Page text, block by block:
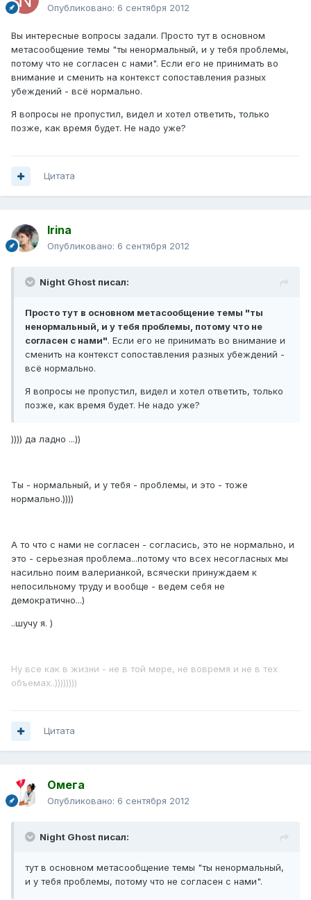
Опубликовано: 6 сентября 2012
Вы интересные вопросы задали. Просто тут в основном
метасообщение темы "ты ненормальный, и у тебя проблемы,
потому что не согласен с нами". Если его не принимать во
внимание и сменить на контекст сопоставления разных
убеждений - всё нормально.
Я вопросы не пропустил, видел и хотел ответить, только
позже, как время будет. Не надо уже?
Цитата
Irina
Опубликовано: 6 сентября 2012
Night Ghost писал:
Просто тут в основном метасообщение темы "ты
ненормальный, и у тебя проблемы, потому что не
согласен с нами". Если его не принимать во внимание и
сменить на контекст сопоставления разных убеждений -
всё нормально.
Я вопросы не пропустил, видел и хотел ответить, только
позже, как время будет. Не надо уже?
)))) да ладно ...))
Ты - нормальный, и у тебя - проблемы, и это - тоже
нормально.))))
А то что с нами не согласен - согласись, это не нормально, и
это - серьезная проблема...потому что всех несогласных мы
насильно поим валерианкой, всячески принуждаем к
непосильному труду и вообще - ведем себя не
демократично...)
..шучу я. )
Ну все как в жизни - не в той мере, не вовремя и не в тех
объемах..))))))))
Цитата
Омега
Опубликовано: 6 сентября 2012
Night Ghost писал:
тут в основном метасообщение темы "ты ненормальный,
и у тебя проблемы, потому что не согласен с нами".